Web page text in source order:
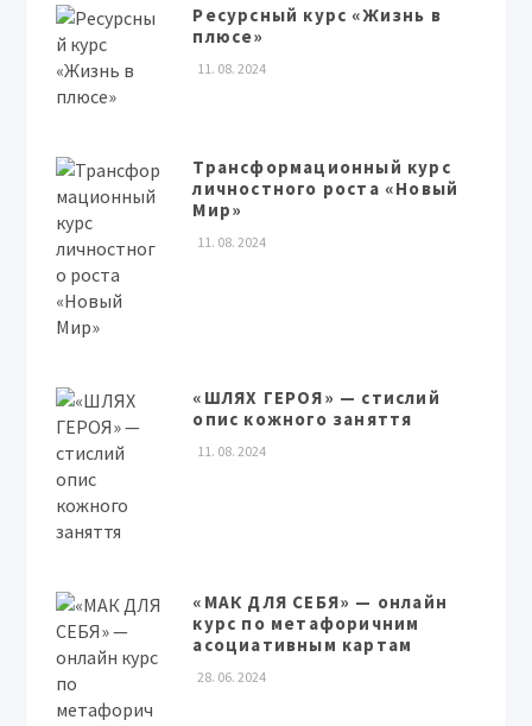
Ресурсный курс «Жизнь в
плюсе»
11. 08. 2024
Трансформационный курс
личностного роста «Новый
Мир»
11. 08. 2024
«ШЛЯХ ГЕРОЯ» — стислий
опис кожного заняття
11. 08. 2024
«МАК ДЛЯ СЕБЯ» — онлайн
курс по метафоричним
асоциативным картам
28. 06. 2024